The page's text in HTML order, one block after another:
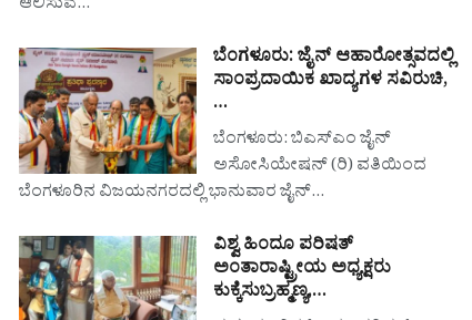
ಆಲಿಸುವ…
ಬೆಂಗಳೂರು: ಜೈನ್ ಆಹಾರೋತ್ಸವದಲ್ಲಿ
ಸಾಂಪ್ರದಾಯಿಕ ಖಾದ್ಯಗಳ ಸವಿರುಚಿ,
…
ಬೆಂಗಳೂರು: ಬಿಎಸ್‌ಎಂ ಜೈನ್
ಅಸೋಸಿಯೇಷನ್ (ರಿ) ವತಿಯಿಂದ
ಬೆಂಗಳೂರಿನ ವಿಜಯನಗರದಲ್ಲಿ ಭಾನುವಾರ ಜೈನ್…
ವಿಶ್ವ ಹಿಂದೂ ಪರಿಷತ್
ಅಂತಾರಾಷ್ಟ್ರೀಯ ಅಧ್ಯಕ್ಷರು
ಕುಕ್ಕೆಸುಬ್ರಹ್ಮಣ್ಯ,…